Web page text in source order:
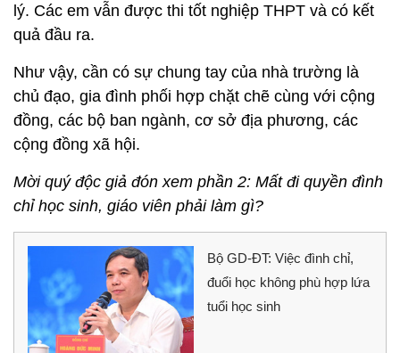
lý. Các em vẫn được thi tốt nghiệp THPT và có kết
quả đầu ra.
Như vậy, cần có sự chung tay của nhà trường là
chủ đạo, gia đình phối hợp chặt chẽ cùng với cộng
đồng, các bộ ban ngành, cơ sở địa phương, các
cộng đồng xã hội.
Mời quý độc giả đón xem phần 2: Mất đi quyền đình
chỉ học sinh, giáo viên phải làm gì?
Bộ GD-ĐT: Việc đình chỉ,
đuổi học không phù hợp lứa
tuổi học sinh